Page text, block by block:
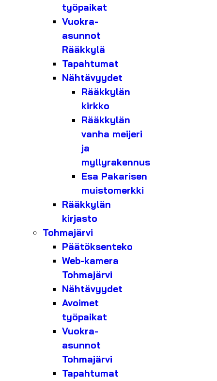
työpaikat
Vuokra-
asunnot
Rääkkylä
Tapahtumat
Nähtävyydet
Rääkkylän
kirkko
Rääkkylän
vanha meijeri
ja
myllyrakennus
Esa Pakarisen
muistomerkki
Rääkkylän
kirjasto
Tohmajärvi
Päätöksenteko
Web-kamera
Tohmajärvi
Nähtävyydet
Avoimet
työpaikat
Vuokra-
asunnot
Tohmajärvi
Tapahtumat